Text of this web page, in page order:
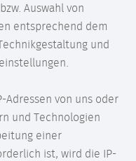
Auswahl von
entsprechend dem
und
Adressen von uns oder
und Technologien
einer
ist, wird die IP-